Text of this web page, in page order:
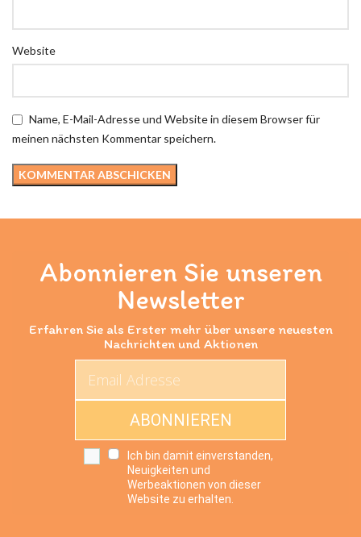
Website
Name, E-Mail-Adresse und Website in diesem Browser für
meinen nächsten Kommentar speichern.
Abonnieren Sie unseren
Newsletter
Erfahren Sie als Erster mehr über unsere neuesten
Nachrichten und Aktionen
ABONNIEREN
Ich bin damit einverstanden,
Neuigkeiten und
Werbeaktionen von dieser
Website zu erhalten.